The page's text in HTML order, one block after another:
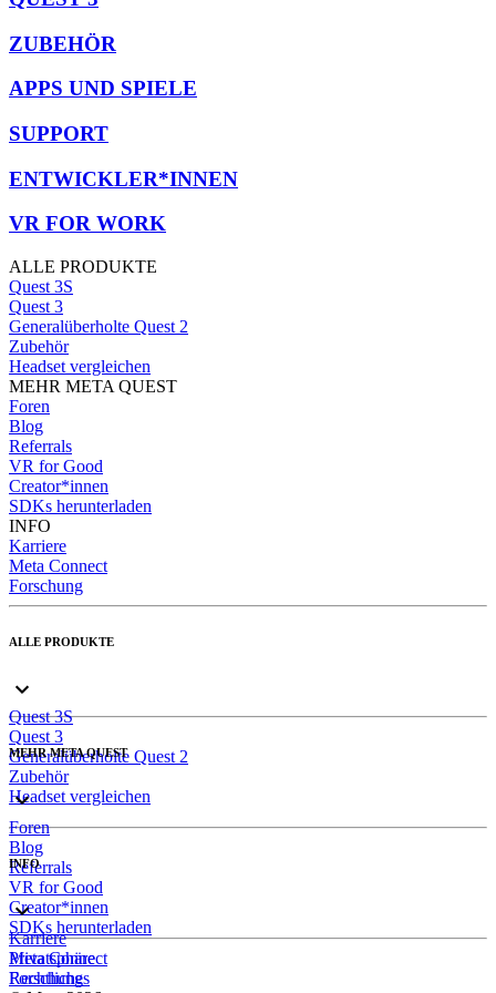
ZUBEHÖR
APPS UND SPIELE
SUPPORT
ENTWICKLER*INNEN
VR FOR WORK
ALLE PRODUKTE
Quest 3S
Quest 3
Generalüberholte Quest 2
Zubehör
Headset vergleichen
MEHR META QUEST
Foren
Blog
Referrals
VR for Good
Creator*innen
SDKs herunterladen
INFO
Karriere
Meta Connect
Forschung
ALLE PRODUKTE
Quest 3S
Quest 3
Generalüberholte Quest 2
Zubehör
Headset vergleichen
MEHR META QUEST
Foren
Blog
Referrals
VR for Good
Creator*innen
SDKs herunterladen
INFO
Karriere
Meta Connect
Forschung
Privatsphäre
Rechtliches